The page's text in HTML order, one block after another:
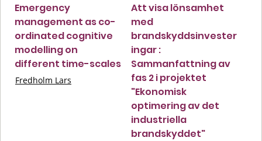
Emergency
management as co-
ordinated cognitive
modelling on
different time-scales
Fredholm Lars
Att visa lönsamhet
med
brandskyddsinvester
ingar :
Sammanfattning av
fas 2 i projektet
"Ekonomisk
optimering av det
industriella
brandskyddet"